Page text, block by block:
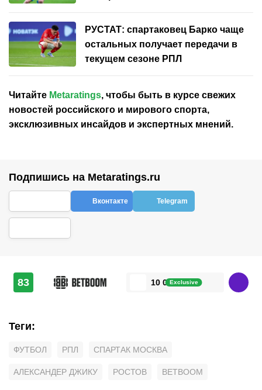
РУСТАТ: спартаковец Барко чаще
остальных получает передачи в
текущем сезоне РПЛ
Читайте Metaratings, чтобы быть в курсе свежих
новостей российского и мирового спорта,
эксклюзивных инсайдов и экспертных мнений.
Подпишись на Metaratings.ru
Вконтакте Telegram
83 10 000 ₽Exclusive
Теги:
ФУТБОЛ РПЛ СПАРТАК МОСКВА
АЛЕКСАНДЕР ДЖИКУ РОСТОВ BETBOOM